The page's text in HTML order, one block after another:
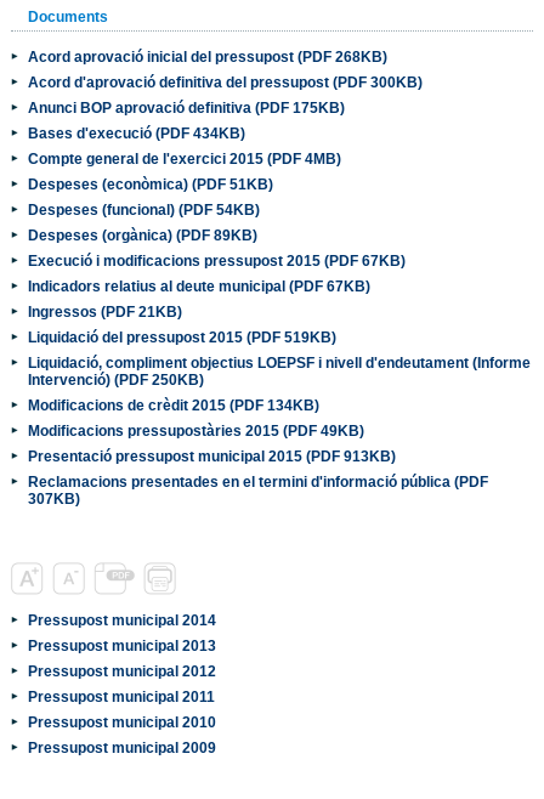
Documents
Acord aprovació inicial del pressupost (PDF 268KB)
Acord d'aprovació definitiva del pressupost (PDF 300KB)
Anunci BOP aprovació definitiva (PDF 175KB)
Bases d'execució (PDF 434KB)
Compte general de l'exercici 2015 (PDF 4MB)
Despeses (econòmica) (PDF 51KB)
Despeses (funcional) (PDF 54KB)
Despeses (orgànica) (PDF 89KB)
Execució i modificacions pressupost 2015 (PDF 67KB)
Indicadors relatius al deute municipal (PDF 67KB)
Ingressos (PDF 21KB)
Liquidació del pressupost 2015 (PDF 519KB)
Liquidació, compliment objectius LOEPSF i nivell d'endeutament (Informe
Intervenció) (PDF 250KB)
Modificacions de crèdit 2015 (PDF 134KB)
Modificacions pressupostàries 2015 (PDF 49KB)
Presentació pressupost municipal 2015 (PDF 913KB)
Reclamacions presentades en el termini d'informació pública (PDF
307KB)
Pressupost municipal 2014
Pressupost municipal 2013
Pressupost municipal 2012
Pressupost municipal 2011
Pressupost municipal 2010
Pressupost municipal 2009